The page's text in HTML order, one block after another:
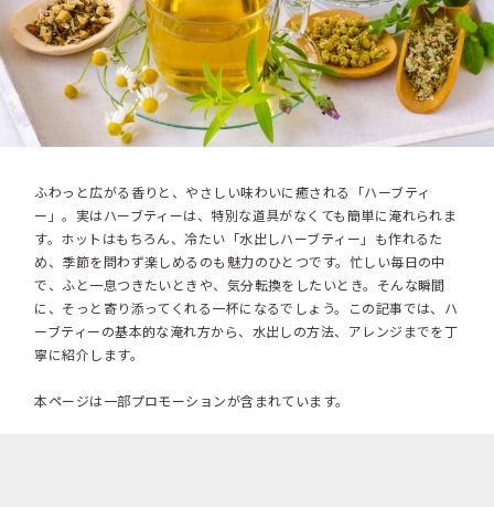
ふわっと広がる香りと、やさしい味わいに癒される「ハーブティ
ー」。実はハーブティーは、特別な道具がなくても簡単に淹れられま
す。ホットはもちろん、冷たい「水出しハーブティー」も作れるた
め、季節を問わず楽しめるのも魅力のひとつです。忙しい毎日の中
で、ふと一息つきたいときや、気分転換をしたいとき。そんな瞬間
に、そっと寄り添ってくれる一杯になるでしょう。この記事では、ハ
ーブティーの基本的な淹れ方から、水出しの方法、アレンジまでを丁
寧に紹介します。
本ページは一部プロモーションが含まれています。